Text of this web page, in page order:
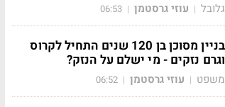
גלובל | עוזי גרסטמן |
06:53
בניין מסוכן בן 120 שנים התחיל לקרוס
וגרם נזקים - מי ישלם על הנזק?
משפט | עוזי גרסטמן |
06:52